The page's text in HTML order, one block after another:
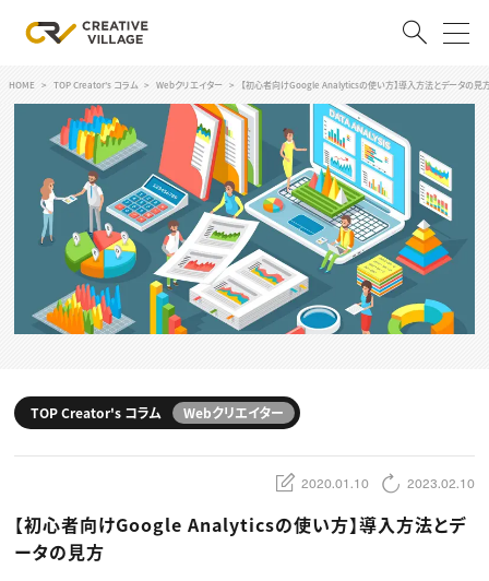
ログイン 会員登録
RECRUIT
クリエイター求人を探す
CREATIVE JOB求人検索
特集求人
採用説明会
スキルアップしたい！
デザイン
編集・ライティング
マーケティング
ディレクション
業界解説・キャリア事情
TOP Creator’s コラム
Webクリエイター
アプリクリエイター
ゲームクリエイター
映像クリエイター
セミナー
HOME TOP Creator's コラム Webクリエイター 【初心者向けGoogle Analyticsの使い方】導入方法とデータの見
TOP Creator's コラム Webクリエイター
2020.01.10 2023.02.10
【初心者向けGoogle Analyticsの使い方】導入方法とデ
ータの見方